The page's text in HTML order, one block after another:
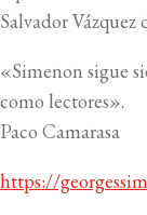
Salvador Vázquez
«Simenon sigue
como lectores».
Paco Camarasa
https://